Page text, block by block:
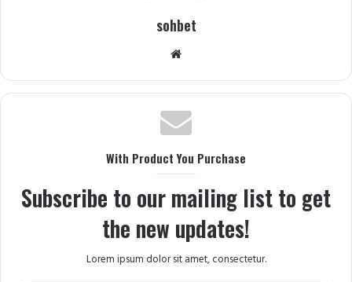
sohbet
Web
With Product You Purchase
Subscribe to our mailing list to get
the new updates!
Lorem ipsum dolor sit amet, consectetur.